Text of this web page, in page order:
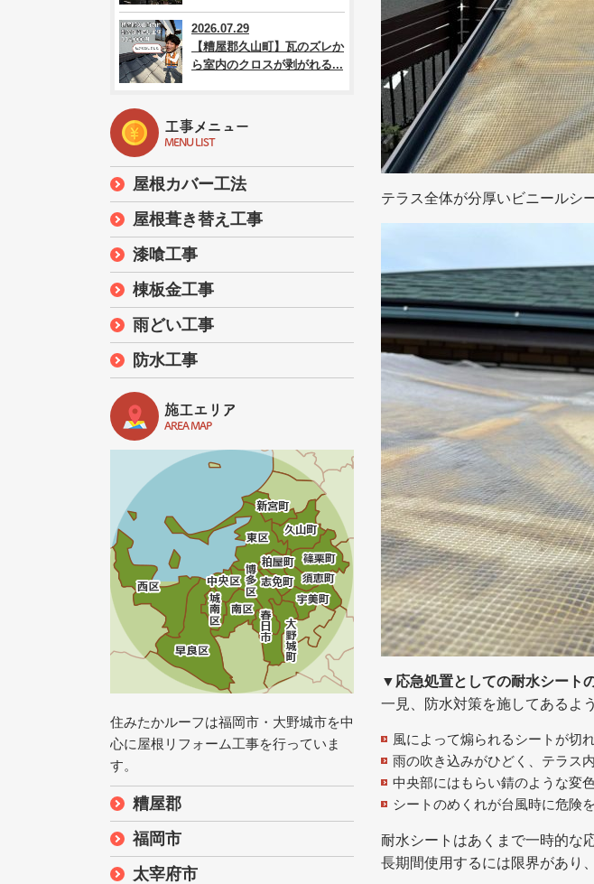
テラス全体が分厚いビニールシ
▼応急処置としての耐水シート
一見、防水対策を施してあるよ
風によって煽られるシートが切
雨の吹き込みがひどく、テラス
中央部にはもらい錆のような変
シートのめくれが台風時に危険
耐水シートはあくまで一時的な
長期間使用するには限界があり
2026.07.29
【糟屋郡久山町】瓦のズレか
ら室内のクロスが剥がれる...
工事メニュー
MENU LIST
屋根カバー工法
屋根葺き替え工事
漆喰工事
棟板金工事
雨どい工事
防水工事
施工エリア
AREA MAP
住みたかルーフは福岡市・大野城市を中
心に屋根リフォーム工事を行っていま
す。
糟屋郡
福岡市
太宰府市